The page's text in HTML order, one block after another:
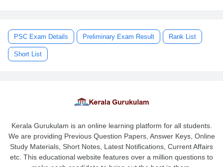
PSC Exam Details Preliminary Exam Result Rank List
Short List
Kerala Gurukulam is an online learning platform for all students.
We are providing Previous Question Papers, Answer Keys, Online
Study Materials, Short Notes, Latest Notifications, Current Affairs
etc. This educational website features over a million questions to